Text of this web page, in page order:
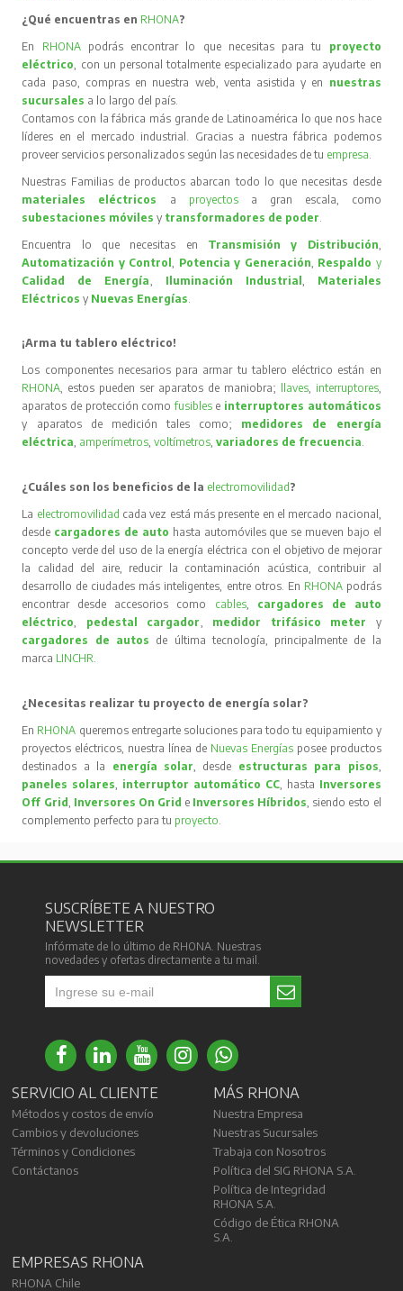
¿Qué encuentras en RHONA?
En RHONA podrás encontrar lo que necesitas para tu proyecto
eléctrico , con un personal totalmente especializado para ayudarte en
cada paso, compras en nuestra web, venta asistida y en nuestras
sucursales a lo largo del país.
Contamos con la fábrica más grande de Latinoamérica lo que nos hace
líderes en el mercado industrial. Gracias a nuestra fábrica podemos
proveer servicios personalizados según las necesidades de tu empresa
Nuestras Familias de productos abarcan todo lo que necesitas desde
materiales eléctricos
a proyectos
a gran escala, como
subestaciones móvilesy transformadores de poder
Encuentra lo que necesitas en Transmisión y Distribución
Automatización y Control
Potencia y Generación Respaldo y
Calidad de Energía
Iluminación Industrial
Materiales
Eléctricos y Nuevas Energías
¡Arma tu tablero eléctrico!
Los componentes necesarios para armar tu tablero eléctrico están en
RHONA , estos pueden ser aparatos de maniobra; llaves, interruptores,
aparatos de protección comofusibles e interruptores automáticos
y aparatos de medición tales como; medidores de energía
eléctrica amperímetros ,voltímetros ,variadores de frecuencia
¿Cuáles son los beneficios de la electromovilidad?
La electromovilidad cada vez está más presente en el mercado nacional,
desde cargadores de auto hasta automóviles que se mueven bajo el
concepto verde del uso de la energía eléctrica con el objetivo de mejorar
la calidad del aire, reducir la contaminación acústica, contribuir al
desarrollo de ciudades más inteligentes, entre otros. En RHONA podrás
encontrar desde accesorios como cables, cargadores de auto
eléctrico
pedestal cargador medidor trifásico meter
y
cargadores de autos de última tecnología, principalmente de la
marca LINCHR
¿Necesitas realizar tu proyecto de energía solar?
En RHONA queremos entregarte soluciones para todo tu equipamiento y
proyectos eléctricos, nuestra línea de Nuevas Energíasposee productos
destinados a la energía solar , desde estructuras para pisos
paneles solares
interruptor automático CC, hasta Inversores
Off Grid Inversores On Grid e Inversores Híbridos , siendo esto el
complemento perfecto para tu proyecto
SUSCRÍBETE A NUESTRO
NEWSLETTER
Infórmate de lo último de RHONA. Nuestras
novedades y ofertas directamente a tu mail.
SERVICIO AL CLIENTE
Métodos y costos de envío
Cambios y devoluciones
Términos y Condiciones
Contáctanos
MÁS RHONA
Nuestra Empresa
Nuestras Sucursales
Trabaja con Nosotros
Política del SIG RHONA S.A.
Política de Integridad
RHONA S.A.
Código de Ética RHONA
S.A.
EMPRESAS RHONA
RHONA Chile